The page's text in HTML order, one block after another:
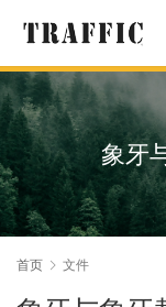
象牙
首页 文件